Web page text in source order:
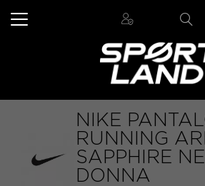
NIKE
RUNNING
SAPPHIRE
DONNA